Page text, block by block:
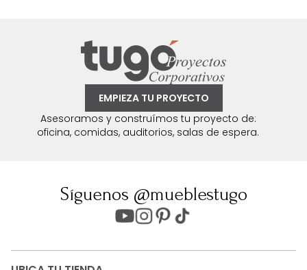
EMPIEZA TU PROYECTO
Asesoramos y construímos tu proyecto de:
oficina, comidas, auditorios, salas de espera.
Síguenos @mueblestugo